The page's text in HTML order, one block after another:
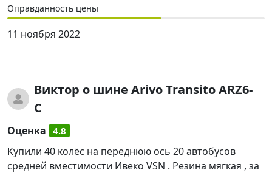
Оправданность цены
11 ноября 2022
Виктор о шине Arivo Transito ARZ6-
C
Оценка 4.8
Купили 40 колёс на переднюю ось 20 автобусов
средней вместимости Ивеко VSN . Резина мягкая , за